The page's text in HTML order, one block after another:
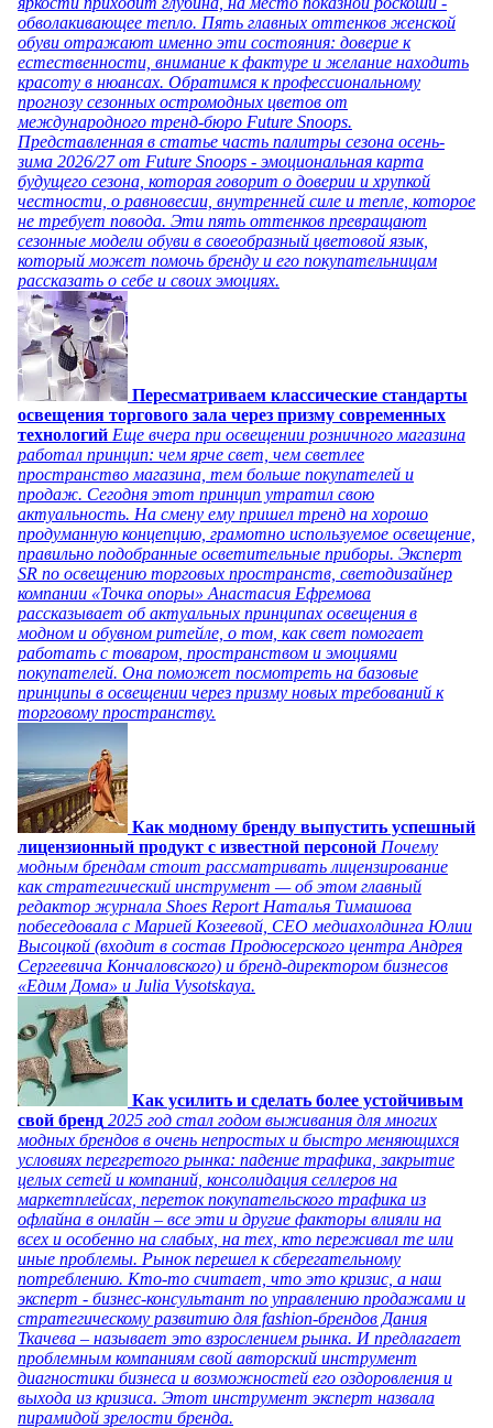
обволакивающее тепло. Пять главных оттенков женской
обуви отражают именно эти состояния: доверие к
естественности, внимание к фактуре и желание находить
красоту в нюансах. Обратимся к профессиональному
прогнозу сезонных остромодных цветов от
международного тренд-бюро Future Snoops.
Представленная в статье часть палитры сезона осень-
зима 2026/27 от Future Snoops - эмоциональная карта
будущего сезона, которая говорит о доверии и хрупкой
честности, о равновесии, внутренней силе и тепле, которое
не требует повода. Эти пять оттенков превращают
сезонные модели обуви в своеобразный цветовой язык,
который может помочь бренду и его покупательницам
рассказать о себе и своих эмоциях.
Пересматриваем классические стандарты
освещения торгового зала через призму современных
технологий Еще вчера при освещении розничного магазина
работал принцип: чем ярче свет, чем светлее
пространство магазина, тем больше покупателей и
продаж. Сегодня этот принцип утратил свою
актуальность. На смену ему пришел тренд на хорошо
продуманную концепцию, грамотно используемое освещение,
правильно подобранные осветительные приборы. Эксперт
SR по освещению торговых пространств, светодизайнер
компании «Точка опоры» Анастасия Ефремова
рассказывает об актуальных принципах освещения в
модном и обувном ритейле, о том, как свет помогает
работать с товаром, пространством и эмоциями
покупателей. Она поможет посмотреть на базовые
принципы в освещении через призму новых требований к
торговому пространству.
Как модному бренду выпустить успешный
лицензионный продукт с известной персоной Почему
модным брендам стоит рассматривать лицензирование
как стратегический инструмент — об этом главный
редактор журнала Shoes Report Наталья Тимашова
побеседовала с Марией Козеевой, СЕО медиахолдинга Юлии
Высоцкой (входит в состав Продюсерского центра Андрея
Сергеевича Кончаловского) и бренд-директором бизнесов
«Едим Дома» и Julia Vysotskaya.
Как усилить и сделать более устойчивым
свой бренд 2025 год стал годом выживания для многих
модных брендов в очень непростых и быстро меняющихся
условиях перегретого рынка: падение трафика, закрытие
целых сетей и компаний, консолидация селлеров на
маркетплейсах, переток покупательского трафика из
офлайна в онлайн – все эти и другие факторы влияли на
всех и особенно на слабых, на тех, кто переживал те или
иные проблемы. Рынок перешел к сберегательному
потреблению. Кто-то считает, что это кризис, а наш
эксперт - бизнес-консультант по управлению продажами и
стратегическому развитию для fashion-брендов Дания
Ткачева – называет это взрослением рынка. И предлагает
проблемным компаниям свой авторский инструмент
диагностики бизнеса и возможностей его оздоровления и
выхода из кризиса. Этот инструмент эксперт назвала
пирамидой зрелости бренда.